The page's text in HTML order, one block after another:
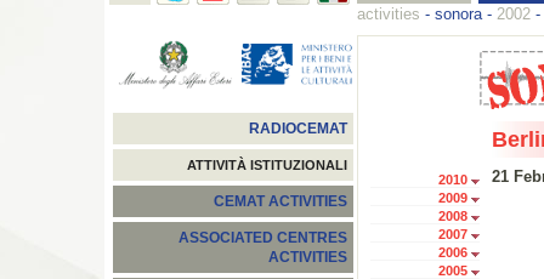
activities - sonora- 2002 -
RADIOCEMAT
ATTIVITÀ ISTITUZIONALI
CEMAT ACTIVITIES
ASSOCIATED CENTRES
ACTIVITIES
2010
2009
2008
2007
2006
2005
21